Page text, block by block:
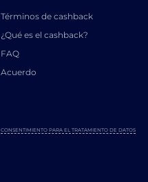
Términos de cashback
¿Qué es el cashback?
FAQ
Acuerdo
CONSENTIMIENTO PARA EL TRATAMIENTO DE DATOS